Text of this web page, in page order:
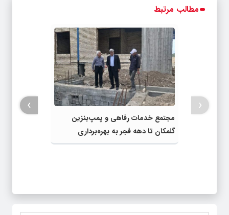
مطالب مرتبط
مجتمع خدمات رفاهی و پمپ‌بنزین
گلمکان تا دهه فجر به بهره‌برداری
می‌رسد
‹
›